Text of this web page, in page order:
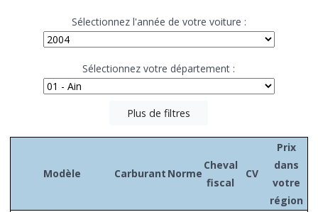
Sélectionnez l'année de votre voiture :
Sélectionnez votre département :
Plus de filtres
Modèle Carburant Norme
Cheval
fiscal
CV
Prix
dans
votre
région